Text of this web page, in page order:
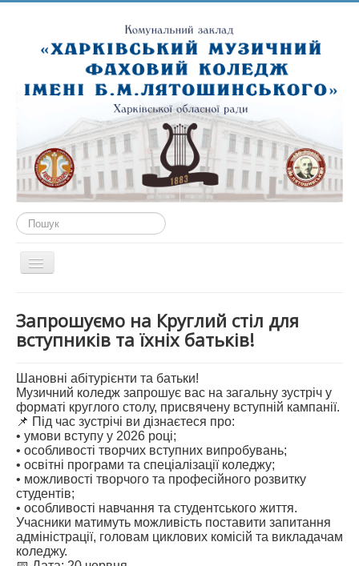
Пошук...
Перемикач
ПРО НАС
АБІТУРІЄНТУ
СТУДЕНТУ
КАБІНЕТ МЕТОДИСТА
НАВЧАЛЬНО-ВИХОВНА РОБОТА
МИСТЕЦЬКІ ПРОЄКТИ
БІБЛІОТЕКА, ФОНОТЕКА
МИСТЕЦЬКА ШКОЛА ПРИ ХМФК
Запрошуємо на Круглий стіл для
вступників та їхніх батьків!
Шановні абітурієнти та батьки!
Музичний коледж запрошує вас на загальну зустріч у
форматі круглого столу, присвячену вступній кампанії.
📌 Під час зустрічі ви дізнаєтеся про:
• умови вступу у 2026 році;
• особливості творчих вступних випробувань;
• освітні програми та спеціалізації коледжу;
• можливості творчого та професійного розвитку
студентів;
• особливості навчання та студентського життя.
Учасники матимуть можливість поставити запитання
адміністрації, головам циклових комісій та викладачам
коледжу.